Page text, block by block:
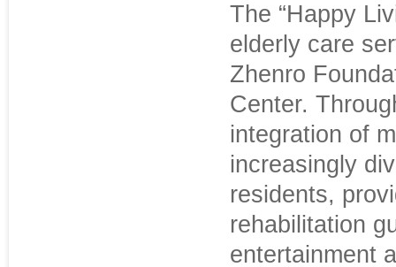
The “Happy
elderly care
Zhenro
Center.
integration of
increasingly
residents,
rehabilitation
entertainment